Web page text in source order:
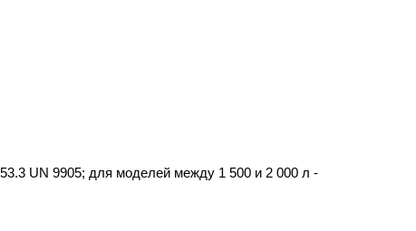
UN 9905; для моделей между 1 500 и 2 000 л -